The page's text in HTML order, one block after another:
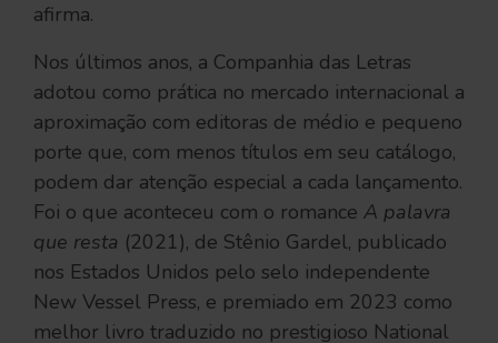
afirma.
Nos últimos anos, a Companhia das Letras
adotou como prática no mercado internacional a
aproximação com editoras de médio e pequeno
porte que, com menos títulos em seu catálogo,
podem dar atenção especial a cada lançamento.
Foi o que aconteceu com o romance A palavra
que resta (2021), de Stênio Gardel, publicado
nos Estados Unidos pelo selo independente
New Vessel Press, e premiado em 2023 como
melhor livro traduzido no prestigioso National